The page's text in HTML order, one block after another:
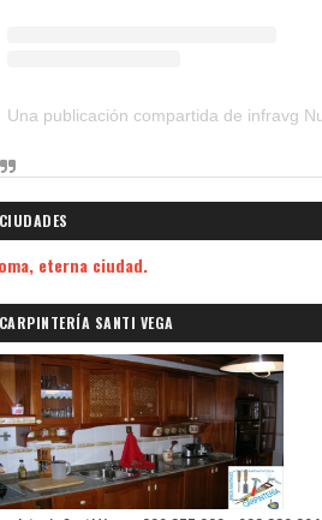
eterna ciudad.
SANTI VEGA